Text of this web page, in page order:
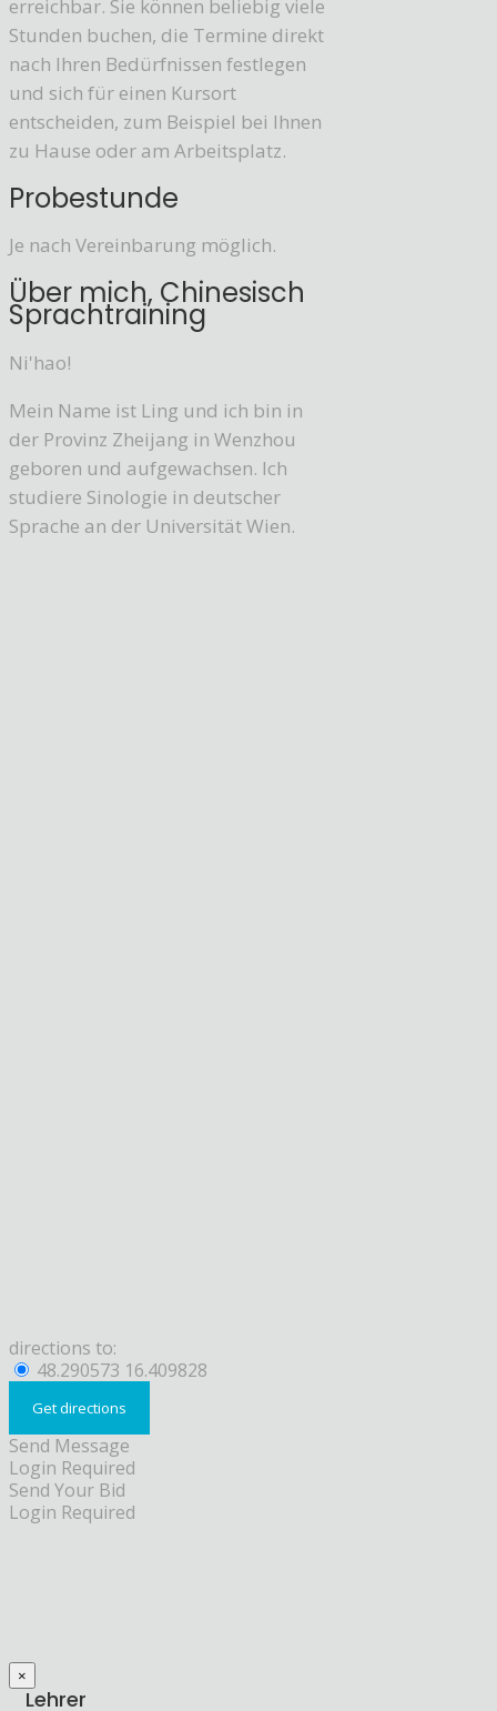
erreichbar. Sie können beliebig viele
Stunden buchen, die Termine direkt
nach Ihren Bedürfnissen festlegen
und sich für einen Kursort
entscheiden, zum Beispiel bei Ihnen
zu Hause oder am Arbeitsplatz.
Probestunde
Je nach Vereinbarung möglich.
Über mich, Chinesisch
Sprachtraining
Ni'hao!
Mein Name ist Ling und ich bin in
der Provinz Zheijang in Wenzhou
geboren und aufgewachsen. Ich
studiere Sinologie in deutscher
Sprache an der Universität Wien.
directions to:
48.290573 16.409828
Send Message
Login Required
Send Your Bid
Login Required
×
Lehrer